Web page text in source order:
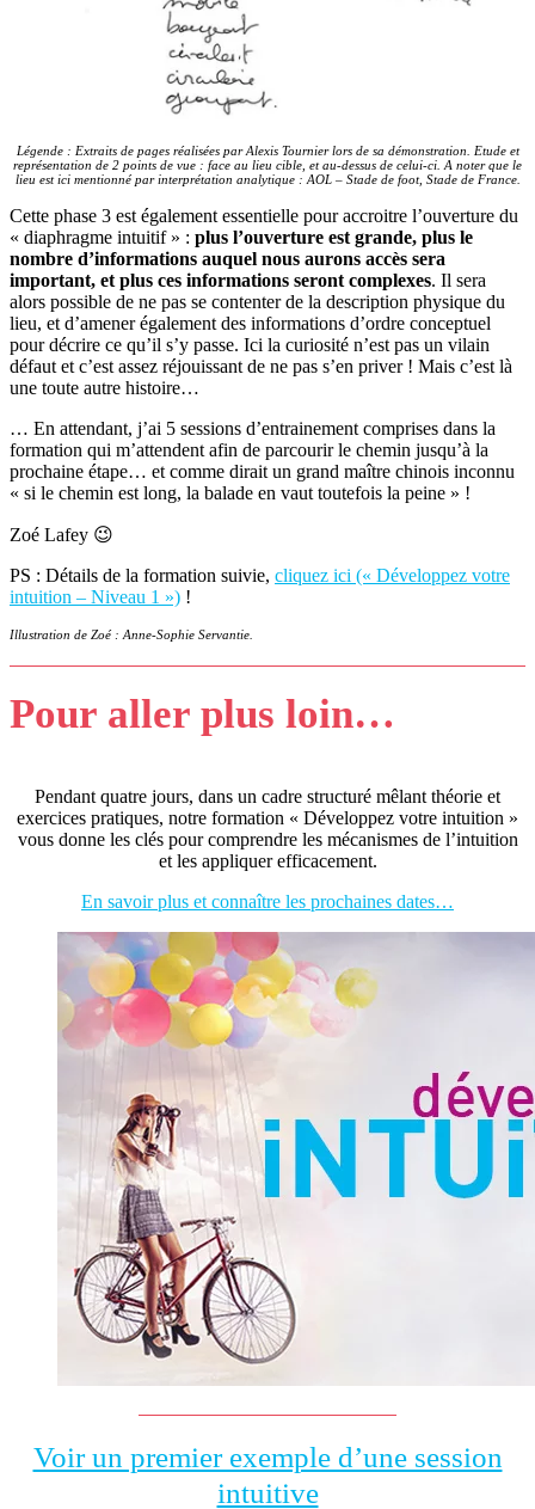
Légende : Extraits de pages réalisées par Alexis Tournier lors de sa démonstration. Etude et
représentation de 2 points de vue : face au lieu cible, et au-dessus de celui-ci. A noter que le
lieu est ici mentionné par interprétation analytique : AOL – Stade de foot, Stade de France.
Cette phase 3 est également essentielle pour accroitre l’ouverture du
« diaphragme intuitif » : plus l’ouverture est grande, plus le
nombre d’informations auquel nous aurons accès sera
important, et plus ces informations seront complexes. Il sera
alors possible de ne pas se contenter de la description physique du
lieu, et d’amener également des informations d’ordre conceptuel
pour décrire ce qu’il s’y passe. Ici la curiosité n’est pas un vilain
défaut et c’est assez réjouissant de ne pas s’en priver ! Mais c’est là
une toute autre histoire…
… En attendant, j’ai 5 sessions d’entrainement comprises dans la
formation qui m’attendent afin de parcourir le chemin jusqu’à la
prochaine étape… et comme dirait un grand maître chinois inconnu
« si le chemin est long, la balade en vaut toutefois la peine » !
Zoé Lafey 😉
PS : Détails de la formation suivie, cliquez ici (« Développez votre
intuition – Niveau 1 ») !
Illustration de Zoé : Anne-Sophie Servantie.
Pour aller plus loin…
Pendant quatre jours, dans un cadre structuré mêlant théorie et
exercices pratiques, notre formation « Développez votre intuition »
vous donne les clés pour comprendre les mécanismes de l’intuition
et les appliquer efficacement.
En savoir plus et connaître les prochaines dates…
Voir un premier exemple d’une session
intuitive